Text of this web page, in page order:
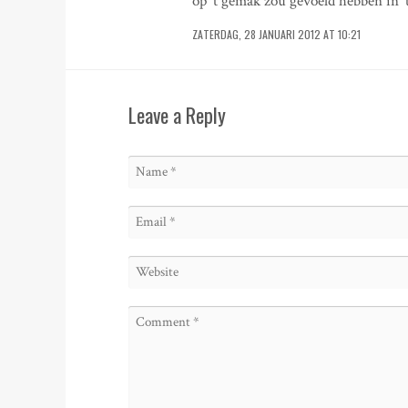
ZATERDAG, 28 JANUARI 2012 AT 10:21
Leave a Reply